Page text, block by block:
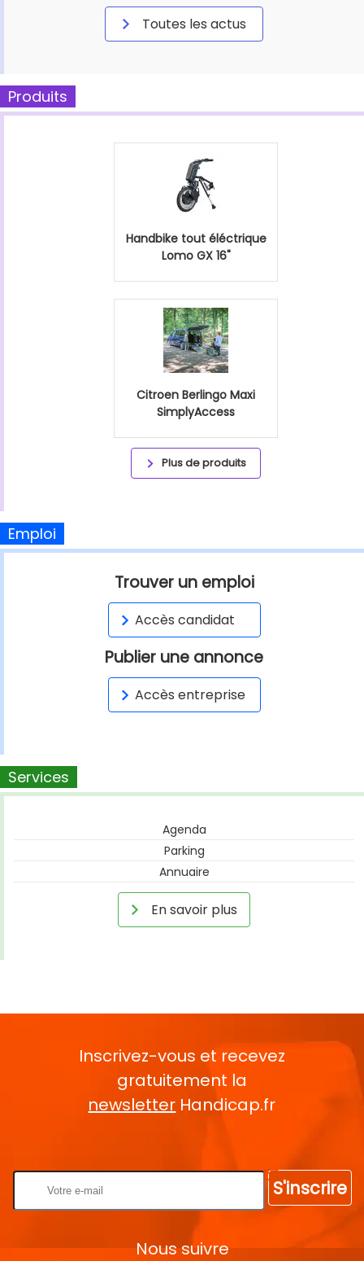
Toutes les actus
Produits
Handbike tout éléctrique
Lomo GX 16"
Citroen Berlingo Maxi
SimplyAccess
Plus de produits
Emploi
Trouver un emploi
Accès candidat
Publier une annonce
Accès entreprise
Services
Agenda
Parking
Annuaire
En savoir plus
Inscrivez-vous et recevez
gratuitement la
newsletter Handicap.fr
S'inscrire
Nous suivre